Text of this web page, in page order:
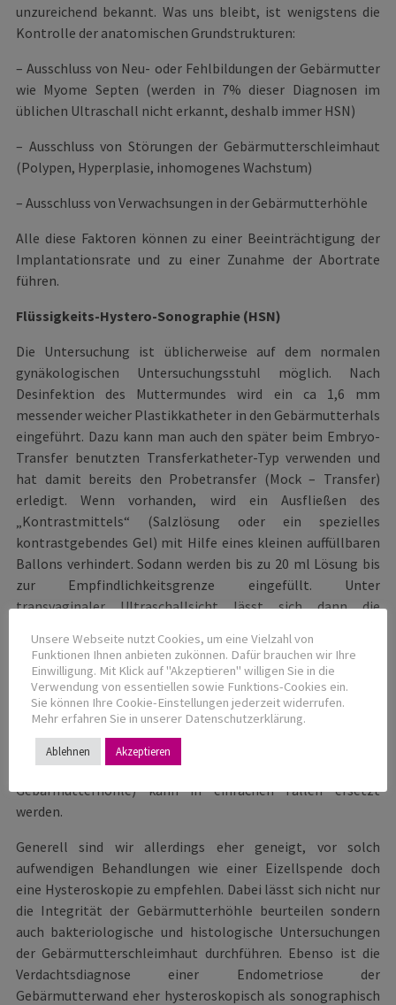
unzureichend bekannt. Was uns bleibt, ist wenigstens die
Kontrolle der anatomischen Grundstrukturen:
– Ausschluss von Neu- oder Fehlbildungen der Gebärmutter
wie Myome Septen (werden in 7% dieser Diagnosen im
üblichen Ultraschall nicht erkannt, deshalb immer HSN)
– Ausschluss von Störungen der Gebärmutterschleimhaut
(Polypen, Hyperplasie, inhomogenes Wachstum)
– Ausschluss von Verwachsungen in der Gebärmutterhöhle
Alle diese Faktoren können zu einer Beeinträchtigung der
Implantationsrate und zu einer Zunahme der Abortrate
führen.
Flüssigkeits-Hystero-Sonographie (HSN)
Die Untersuchung ist üblicherweise auf dem normalen
gynäkologischen Untersuchungsstuhl möglich. Nach
Desinfektion des Muttermundes wird ein ca 1,6 mm
messender weicher Plastikkatheter in den Gebärmutterhals
eingeführt. Dazu kann man auch den später beim Embryo-
Transfer benutzten Transferkatheter-Typ verwenden und
hat damit bereits den Probetransfer (Mock – Transfer)
erledigt. Wenn vorhanden, wird ein Ausfließen des
„Kontrastmittels“ (Salzlösung oder ein spezielles
kontrastgebendes Gel) mit Hilfe eines kleinen auffüllbaren
Ballons verhindert. Sodann werden bis zu 20 ml Lösung bis
zur Empfindlichkeitsgrenze eingefüllt. Unter
transvaginaler Ultraschallsicht lässt sich dann die
dreidimensional sehr gut beurteilen.
[show-hide]
Diese Untersuchung ersetzt für IVF und Eizellspende die
früher übliche Röntgenkontrastuntersuchung (HSG,
schmerzhaft und infektionsanfällig). Auch die Hysteroskopie
(endoskopische real-time-Untersuchung der
Gebärmutterhöhle) kann in einfachen Fällen ersetzt
werden.
Generell sind wir allerdings eher geneigt, vor solch
aufwendigen Behandlungen wie einer Eizellspende doch
eine Hysteroskopie zu empfehlen. Dabei lässt sich nicht nur
die Integrität der Gebärmutterhöhle beurteilen sondern
auch bakteriologische und histologische Untersuchungen
der Gebärmutterschleimhaut durchführen. Ebenso ist die
Verdachtsdiagnose einer Endometriose der
Gebärmutterwand eher hysteroskopisch als sonographisch
Unsere Webseite nutzt Cookies, um eine Vielzahl von
Funktionen Ihnen anbieten zukönnen. Dafür brauchen wir Ihre
Einwilligung. Mit Klick auf "Akzeptieren" willigen Sie in die
Verwendung von essentiellen sowie Funktions-Cookies ein.
Sie können Ihre Cookie-Einstellungen jederzeit widerrufen.
Mehr erfahren Sie in unserer Datenschutzerklärung.
Ablehnen Akzeptieren